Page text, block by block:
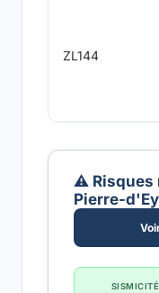
ZL144
⚠️ Risques
Pierre-
SISMICITÉ